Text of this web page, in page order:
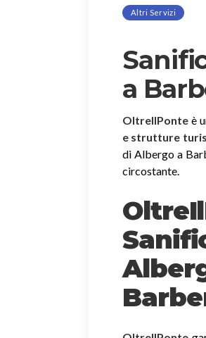
Altri Servizi
a
OltreIlPonte è
e strutture
di Albergo a
circostante.